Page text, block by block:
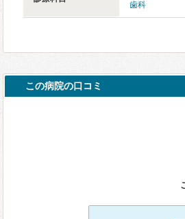
歯科
この病院の口コミ